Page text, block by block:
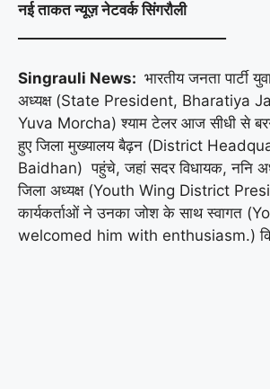
नई ताकत न्यूज़ नेटवर्क सिंगरौली
Singrauli News: भारतीय जनता पार्टी
अध्यक्ष (State President, Bharatiya
Yuva Morcha) श्याम टेलर आज सीधी से
हुए जिला मुख्यालय बैढ़न (District
Baidhan) पहुंचे, जहां सदर विधायक, ननि
जिला अध्यक्ष (Youth Wing District
कार्यकर्ताओं ने उनका जोश के साथ स्वागत
welcomed him with enthusiasm.)